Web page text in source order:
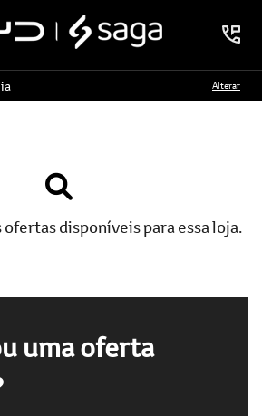
Alterar
disponíveis para essa loja.
uma oferta